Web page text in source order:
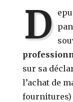
D
sur sa
l’achat de
fournitures)